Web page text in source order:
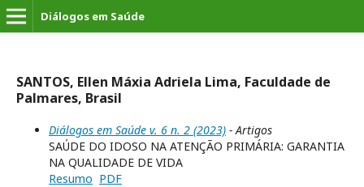
Diálogos em Saúde
SANTOS, Ellen Máxia Adriela Lima, Faculdade de
Palmares, Brasil
Diálogos em Saúde v. 6 n. 2 (2023) - Artigos
SAÚDE DO IDOSO NA ATENÇÃO PRIMÁRIA: GARANTIA
NA QUALIDADE DE VIDA
Resumo PDF